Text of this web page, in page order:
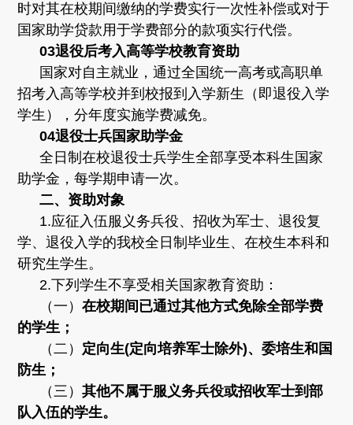
时对其在校期间缴纳的学费实行一次性补偿或对于
国家助学贷款用于学费部分的款项实行代偿。
03退役后考入高等学校教育资助
国家对自主就业，通过全国统一高考或高职单
招考入高等学校并到校报到入学新生（即退役入学
学生），分年度实施学费减免。
04退役士兵国家助学金
全日制在校退役士兵学生全部享受本科生国家
助学金，每学期申请一次。
二、资助对象
1.应征入伍服义务兵役、招收为军士、退役复
学、退役入学的我校全日制毕业生、在校生本科和
研究生学生。
2.下列学生不享受相关国家教育资助：
（一）在校期间已通过其他方式免除全部学费
的学生；
（二） 定向生(定向培养军士除外)、委培生和国
防生；
（三）其他不属于服义务兵役或招收军士到部
队入伍的学生。